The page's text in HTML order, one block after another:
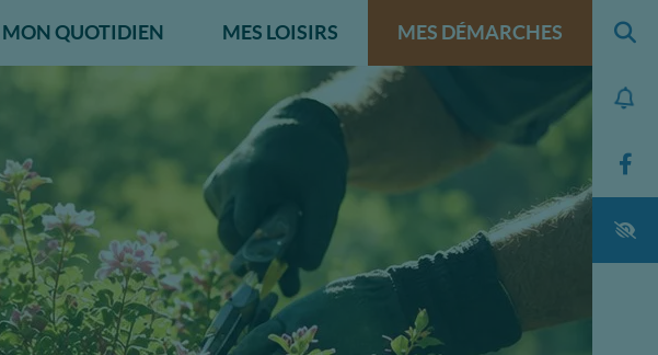
MON QUOTIDIEN MES LOISIRS MES DÉMARCHES